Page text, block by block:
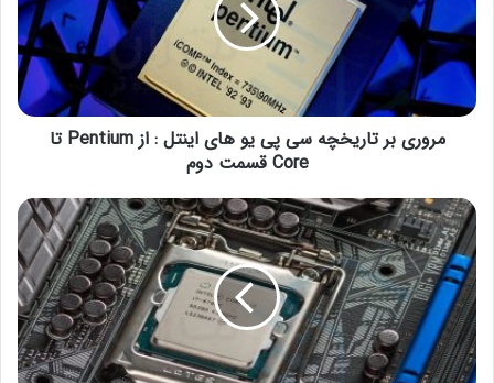
مروری بر تاریخچه سی پی یو های اینتل : از Pentium تا
Core قسمت دوم